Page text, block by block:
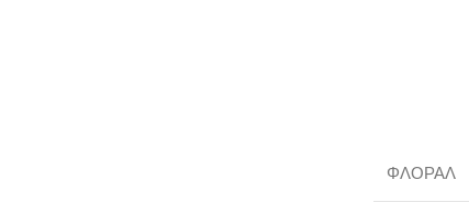
ΦΛΟΡΑΛ